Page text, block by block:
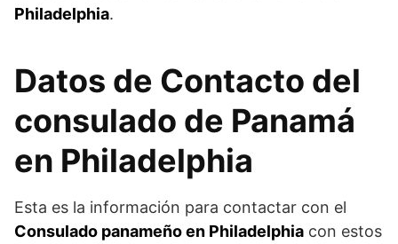
Philadelphia.
Datos de Contacto del
consulado de Panamá
en Philadelphia
Esta es la información para contactar con el
Consulado panameño en Philadelphia con estos